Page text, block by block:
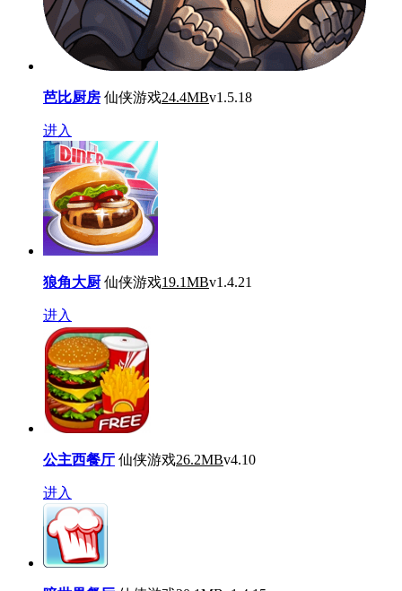
芭比厨房 仙侠游戏24.4MBv1.5.18
进入
狼角大厨 仙侠游戏19.1MBv1.4.21
进入
公主西餐厅 仙侠游戏26.2MBv4.10
进入